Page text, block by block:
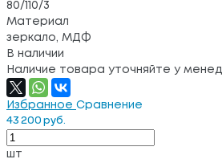
80/110/3
Материал
зеркало, МДФ
В наличии
Наличие товара уточняйте у
Избранное Сравнение
43 200 руб.
шт